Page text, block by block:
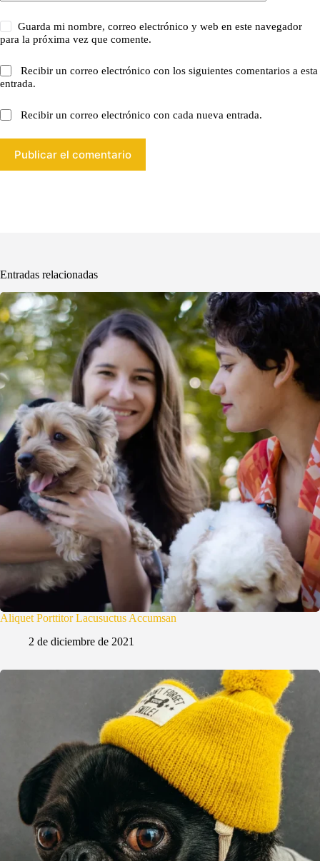
Guarda mi nombre, correo electrónico y web en este navegador
para la próxima vez que comente.
Recibir un correo electrónico con los siguientes comentarios a esta
entrada.
Recibir un correo electrónico con cada nueva entrada.
Publicar el comentario
Entradas relacionadas
Aliquet Porttitor Lacusuctus Accumsan
2 de diciembre de 2021